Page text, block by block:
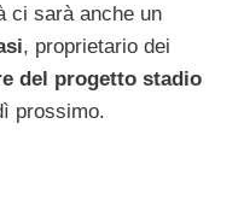
ci sarà anche un
, proprietario dei
del progetto stadio
prossimo.